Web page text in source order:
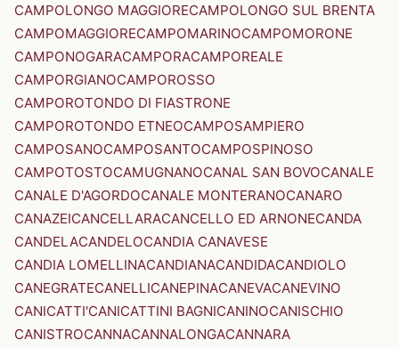
CAMPOLONGO MAGGIORECAMPOLONGO SUL BRENTA
CAMPOMAGGIORECAMPOMARINOCAMPOMORONE
CAMPONOGARACAMPORACAMPOREALE
CAMPORGIANOCAMPOROSSO
CAMPOROTONDO DI FIASTRONE
CAMPOROTONDO ETNEOCAMPOSAMPIERO
CAMPOSANOCAMPOSANTOCAMPOSPINOSO
CAMPOTOSTOCAMUGNANOCANAL SAN BOVOCANALE
CANALE D'AGORDOCANALE MONTERANOCANARO
CANAZEICANCELLARACANCELLO ED ARNONECANDA
CANDELACANDELOCANDIA CANAVESE
CANDIA LOMELLINACANDIANACANDIDACANDIOLO
CANEGRATECANELLICANEPINACANEVACANEVINO
CANICATTI'CANICATTINI BAGNICANINOCANISCHIO
CANISTROCANNACANNALONGACANNARA